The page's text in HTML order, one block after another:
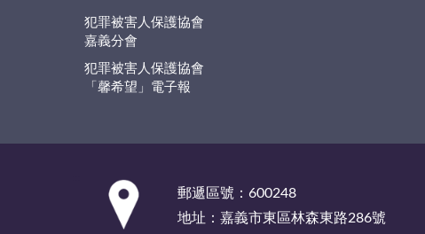
犯罪被害人保護協會
嘉義分會
犯罪被害人保護協會
「馨希望」電子報
郵遞區號：600248
地址：嘉義市東區林森東路286號